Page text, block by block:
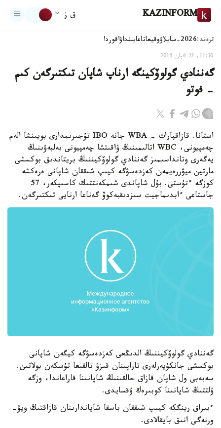
KAZINFORM ق ز
ترەند:2026-سايلاۋ وقيعاتاعايىنداۋاقوردا
11:30, 23 اقپان 2015
گەننادي گولوۆكينگە ارناپ شاپان تىكتىرگەن كىم
- فوتو
استانا. قازاقپارات - WBA جانە IBO تۇجىرىمدارى بويىنشا الەم
چەمپيونى، WBC اتالىمىنىڭ ۋاقىتشا چەمپيونى بەلبەۋىنىڭ
يەگەرى وتانداسىمىز گەننادي گولوۆكيننىڭ بريتاندىق بوكسشى
مارتين ميۋررەيمەن كەزدەسۋگە كيىپ شىققان شاپانى ەرەكشە
كوزگە ءتۇستى. بۇل شاپاندى شىمكەنتتىك كاسىپكەر، 57
جاستاعى ءابدىماجيت سىزدىقبەكوۆ گەناعا ارنايى تىكتىرگەن.
گەننادي گولوۆكيننىڭ الدىڭعى كەزدەسۋگە كيگەن شاپانى
بوكسشى جانكۇيەرلەرى تاراپىنان قىزۋ تالقىعا تۇسكەن بولاتىن.
سەبەبى ول شاپان قازاق حالقىنىڭ شاپانىنا قاراعاندا، وزگە
ۇلتتىڭ شاپانىنا كوبىرەك ۇقسايدى.
ءبىراق رينگكە كيىپ شىققان باسقا شاپاندارىنان قازاقتىڭ ويۋ-
ورنەگى انىق بايقالادى.